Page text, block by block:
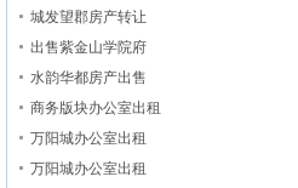
城发望郡房产转让
出售紫金山学院府
水韵华都房产出售
商务版块办公室出租
万阳城办公室出租
万阳城办公室出租